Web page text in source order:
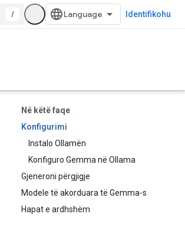
/ Identifikohu
Në këtë faqe
Konfigurimi
Instalo Ollamën
Konfiguro Gemma në Ollama
Gjeneroni përgjigje
Modele të akorduara të Gemma-s
Hapat e ardhshëm